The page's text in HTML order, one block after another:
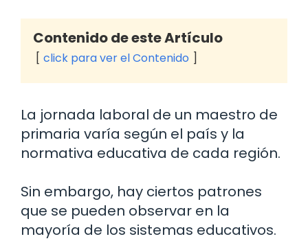
Contenido de este Artículo
click para ver el Contenido
La jornada laboral de un maestro de
primaria varía según el país y la
normativa educativa de cada región.
Sin embargo, hay ciertos patrones
que se pueden observar en la
mayoría de los sistemas educativos.